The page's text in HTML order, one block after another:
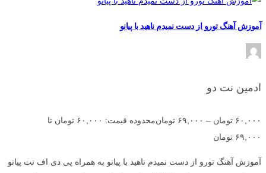
آموزش آهنگ تورو از دست نمیدم ناهید با پیانو
ادمین نت دو
۶۰,۰۰۰ تومان – ۶۹,۰۰۰ تومان
محدوده قیمت: ۶۰,۰۰۰ تومان تا
۶۹,۰۰۰ تومان
آموزش آهنگ تورو از دست نمیدم ناهید با پیانو به همراه پی دی اف نت پیانو